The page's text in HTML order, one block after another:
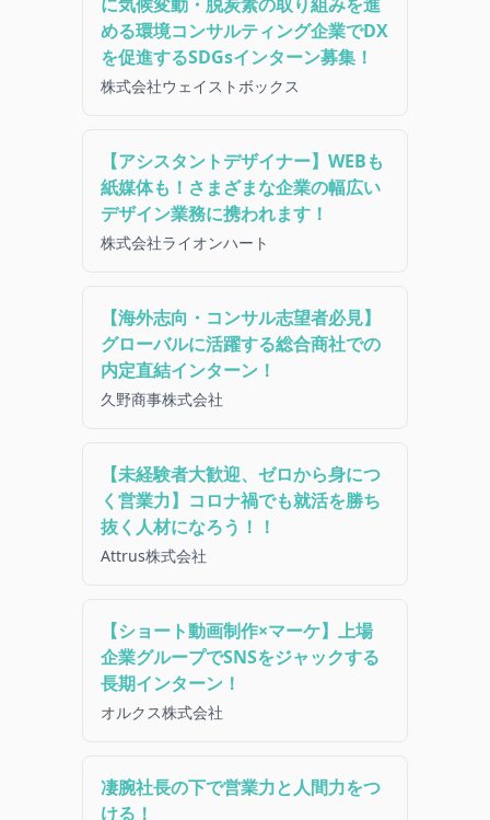
める環境コンサルティング企業でDX
を促進するSDGsインターン募集！
株式会社ウェイストボックス
【アシスタントデザイナー】WEBも
紙媒体も！さまざまな企業の幅広い
デザイン業務に携われます！
株式会社ライオンハート
【海外志向・コンサル志望者必見】
グローバルに活躍する総合商社での
内定直結インターン！
久野商事株式会社
【未経験者大歓迎、ゼロから身につ
く営業力】コロナ禍でも就活を勝ち
抜く人材になろう！！
Attrus株式会社
【ショート動画制作×マーケ】上場
企業グループでSNSをジャックする
長期インターン！
オルクス株式会社
凄腕社長の下で営業力と人間力をつ
ける！